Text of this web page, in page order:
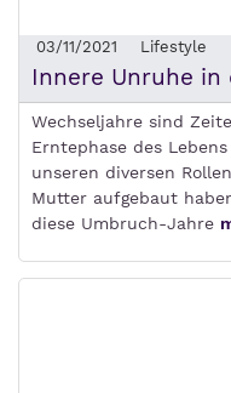
03/11/2021 Lifestyle
Innere Unruhe in
Wechseljahre sind
Erntephase des
unseren diversen
Mutter aufgebaut
diese Umbruch-Jahre